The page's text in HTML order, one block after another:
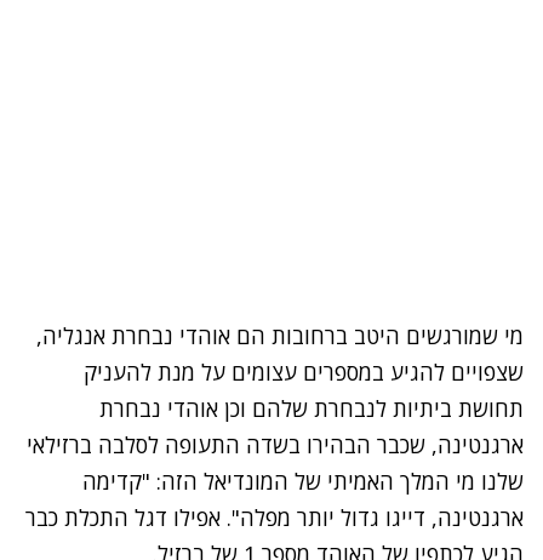
מי שמורגשים היטב ברחובות הם אוהדי נבחרת אנגליה,
שצפויים להגיע במספרים עצומים על מנת להעניק
תחושת ביתיות לנבחרת שלהם וכן אוהדי נבחרת
ארגנטינה, שכבר הבהירו בשדה התעופה לסלבה ברזילאי
שלנו מי המלך האמיתי של המונדיאל הזה: "קדימה
ארגנטינה, דייגו גדול יותר מפלה". אפילו דגל התכלת כבר
הגיע לכתפיו של האוהד מספר 1 של ברזיל.